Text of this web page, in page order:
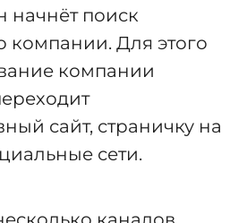
начнёт поиск
Для этого
компании
сайт, страничку на
сети.